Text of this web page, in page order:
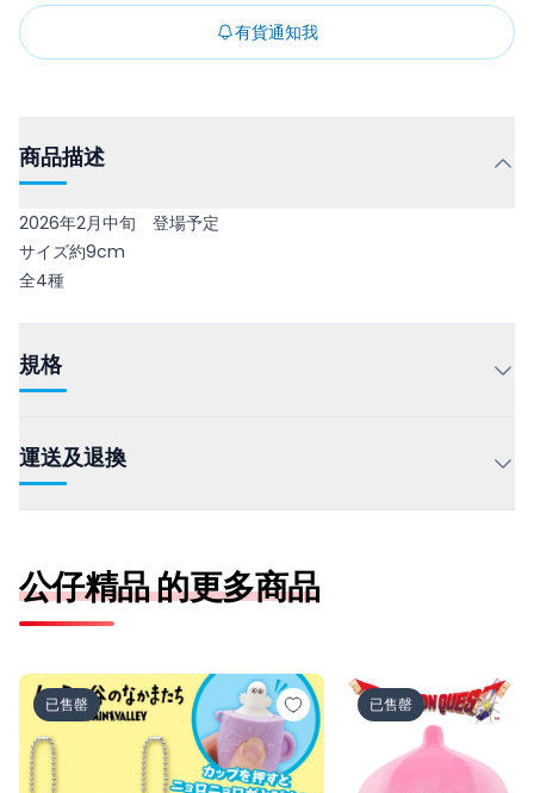
有貨通知我
商品描述
2026年2月中旬 登場予定
サイズ約9cm
全4種
規格
運送及退換
公仔精品 的更多商品
ムーミン谷のなかまたち とび出るニョロニョロ マスコ
已售罄
ドラゴンクエスト
已售罄